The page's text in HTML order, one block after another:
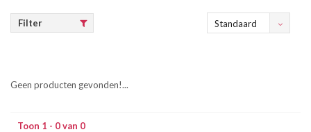
Filter Standaard
Geen producten gevonden!...
Toon 1 - 0 van 0